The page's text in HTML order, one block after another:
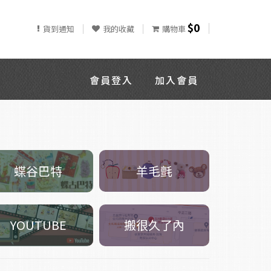
貨到通知 我的收藏 購物車$0
會員登入 加入會員
蝶谷巴特 羊毛氈
YOUTUBE 搬很久了內